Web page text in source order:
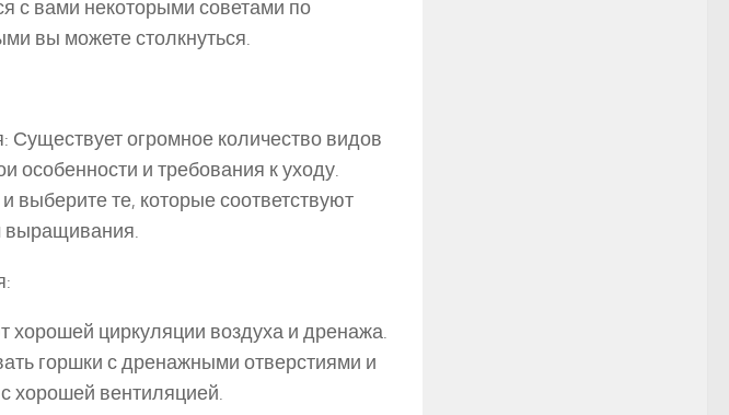
с вами некоторыми советами по
вы можете столкнуться.
огромное количество видов
особенности и требования к уходу.
те, которые соответствуют
выращивания.
циркуляции воздуха и дренажа.
горшки с дренажными отверстиями и
хорошей вентиляцией.